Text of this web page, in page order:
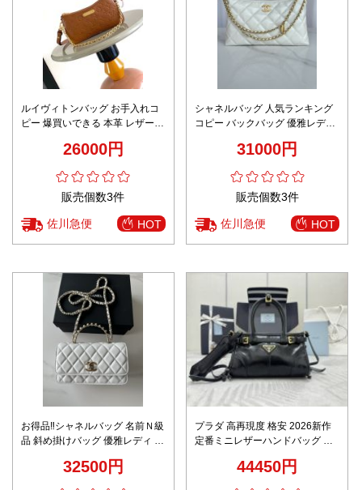
ルイヴィトンバッグ お手入れコ
ピー 爆買いできる 本革 レザー
26000円
販売個数3件
佐川急便 HOT
シャネルバッグ 人気ランキング
コピー バックバッグ 優雅レディ
31000円
販売個数3件
佐川急便 HOT
お得品‼シャネルバッグ 名前Ｎ級
品 斜め掛けバッグ 優雅レディ 本
32500円
プラダ 高再現度 格安 2026新作
定番ミニレザーハンドバッグ 高
ィテール 安心サイト
44450円